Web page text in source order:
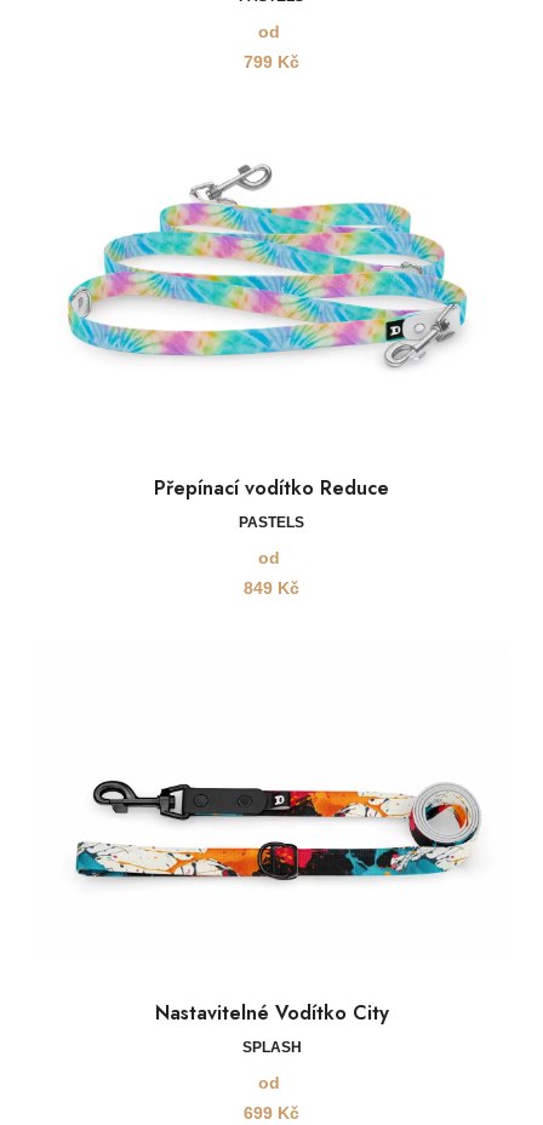
od
799 Kč
Přepínací vodítko Reduce
PASTELS
od
849 Kč
Nastavitelné Vodítko City
SPLASH
od
699 Kč